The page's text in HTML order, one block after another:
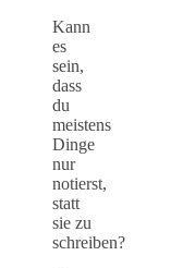
Kann
es
sein,
dass
du
meistens
Dinge
nur
notierst,
statt
sie zu
schreiben?